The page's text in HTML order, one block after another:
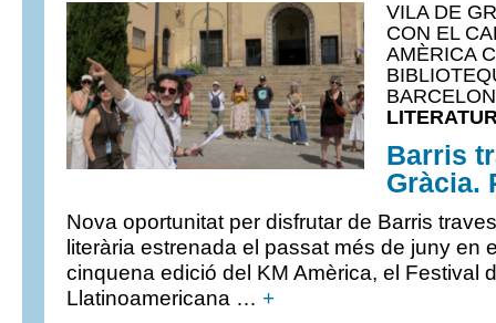
VILA DE
CON EL
AMÈRICA
Barris
Gràcia.
Nova oportunitat per disfrutar de Barris
literària estrenada el passat més de juny en
cinquena edició del KM Amèrica, el Festival
Llatinoamericana … +